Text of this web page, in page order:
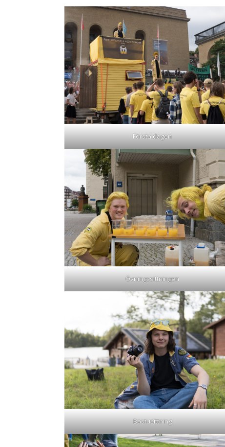
Första dagen
Övningssittningen
Bastusittning